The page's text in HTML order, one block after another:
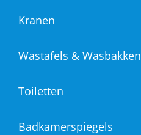
Kranen
Wastafels & Wasbakken
Toiletten
Badkamerspiegels